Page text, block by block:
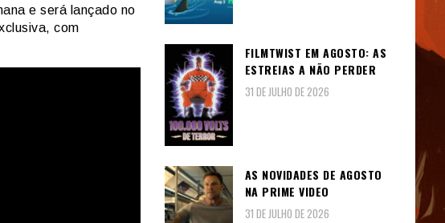
e será lançado no
com
FILMTWIST EM AGOSTO: AS
ESTREIAS A NÃO PERDER
31 DE JULHO DE 2026
AS NOVIDADES DE AGOSTO
NA PRIME VIDEO
31 DE JULHO DE 2026